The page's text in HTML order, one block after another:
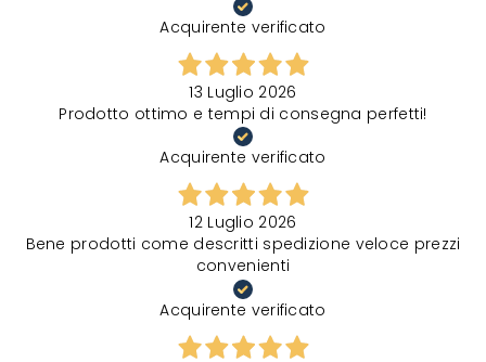
Acquirente verificato
13 Luglio 2026
Prodotto ottimo e tempi di consegna perfetti!
Acquirente verificato
12 Luglio 2026
Bene prodotti come descritti spedizione veloce prezzi
convenienti
Acquirente verificato